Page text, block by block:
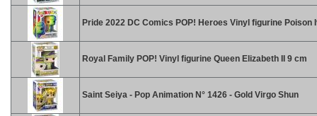
Pride 2022 DC Comics POP! Heroes Vinyl figurine Poison
Royal Family POP! Vinyl figurine Queen Elizabeth II 9 cm
Saint Seiya - Pop Animation N° 1426 - Gold Virgo Shun